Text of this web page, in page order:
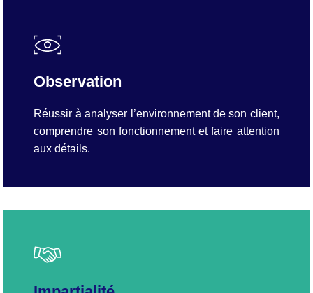
Observation
Réussir à analyser l’environnement de son client,
comprendre son fonctionnement et faire attention
aux détails.